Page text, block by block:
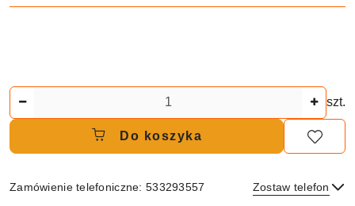
szt.
Do koszyka
Zamówienie telefoniczne: 533293557 Zostaw telefon